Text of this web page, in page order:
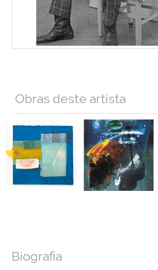
Obras deste artista
Biografia